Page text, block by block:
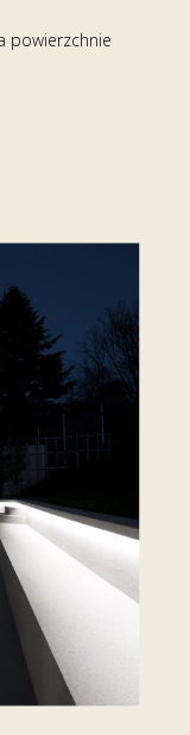
powierzchnie